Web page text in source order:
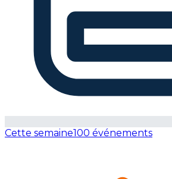
Cette semaine100 événements